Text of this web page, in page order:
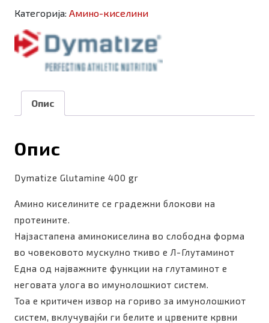
gr
количина
Категорија: Амино-киселини
Опис
Опис
Dymatize Glutamine 400 gr
Амино киселините се градежни блокови на
протеините.
Најзастапена аминокиселина во слободна форма
во човековото мускулно ткиво е Л-Глутаминот
Една од најважните функции на глутаминот е
неговата улога во имунолошкиот систем.
Тоа е критичен извор на гориво за имунолошкиот
систем, вклучувајќи ги белите и црвените крвни